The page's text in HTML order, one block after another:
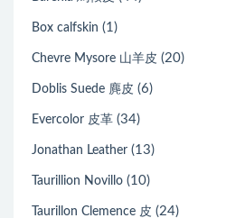
Box calfskin (1)
Chevre Mysore 山羊皮 (20)
Doblis Suede 麂皮 (6)
Evercolor 皮革 (34)
Jonathan Leather (13)
Taurillion Novillo (10)
Taurillon Clemence 皮 (24)